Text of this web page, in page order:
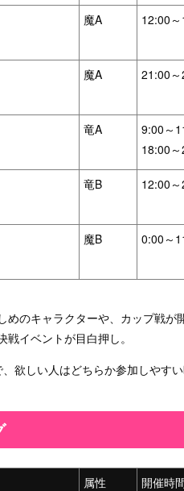
魔A 12:00
魔A 21:00
竜A
9:00～
18:00
竜B 12:00
魔B 0:00～
めのキャラクターや、カップ戦が
イベントが目白押し。
欲しい人はどちらか参加しやす
属性
開催時